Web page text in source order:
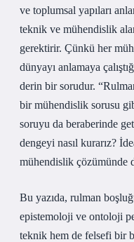
ve toplumsal yapıları
teknik ve mühendislik
gerektirir. Çünkü her
dünyayı anlamaya
derin bir sorudur.
bir mühendislik sorusu
soruyu da beraberinde
dengeyi nasıl kurarız?
mühendislik çözümünde
Bu yazıda, rulman
epistemoloji ve ontoloji
teknik hem de felsefi bir